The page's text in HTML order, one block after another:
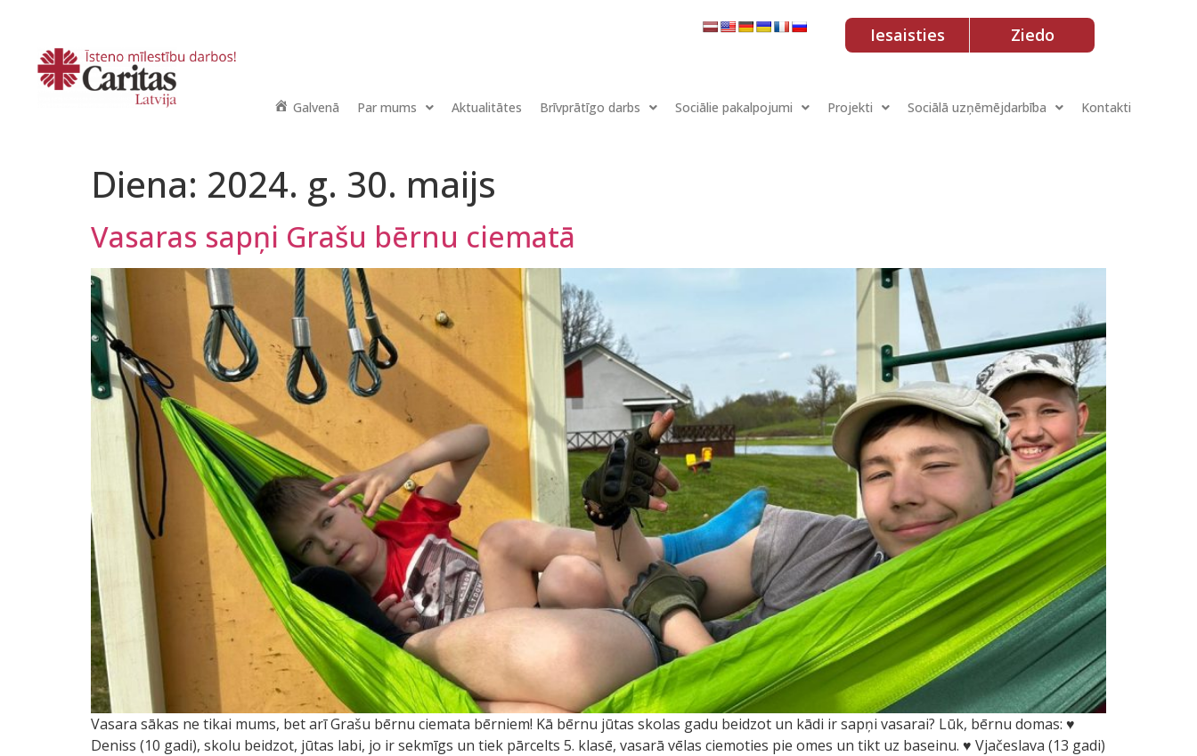
Iesaisties Ziedo
Galvenā Par mums Aktualitātes Brīvprātīgo darbs Sociālie pakalpojumi Projekti Sociālā uzņēmējdarbība Kontakti
Diena: 2024. g. 30. maijs
Vasaras sapņi Grašu bērnu ciematā
Vasara sākas ne tikai mums, bet arī Grašu bērnu ciemata bērniem! Kā bērnu jūtas skolas gadu beidzot un kādi ir sapņi vasarai? Lūk, bērnu domas: ♥
Deniss (10 gadi), skolu beidzot, jūtas labi, jo ir sekmīgs un tiek pārcelts 5. klasē, vasarā vēlas ciemoties pie omes un tikt uz baseinu. ♥ Vjačeslava (13 gadi)